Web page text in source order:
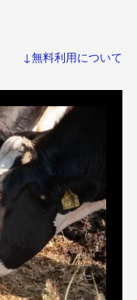
↓無料利用について